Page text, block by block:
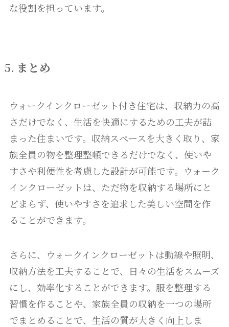
な役割を担っています。
5. まとめ
ウォークインクローゼット付き住宅は、収納力の高
さだけでなく、生活を快適にするための工夫が詰
まった住まいです。収納スペースを大きく取り、家
族全員の物を整理整頓できるだけでなく、使いや
すさや利便性を考慮した設計が可能です。ウォーク
インクローゼットは、ただ物を収納する場所にと
どまらず、使いやすさを追求した美しい空間を作
ることができます。
さらに、ウォークインクローゼットは動線や照明、
収納方法を工夫することで、日々の生活をスムーズ
にし、効率化することができます。服を整理する
習慣を作ることや、家族全員の収納を一つの場所
でまとめることで、生活の質が大きく向上しま